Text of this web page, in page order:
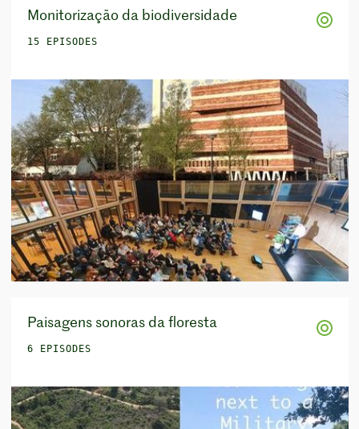
Monitorização da biodiversidade
15 EPISODES
Paisagens sonoras da floresta
6 EPISODES